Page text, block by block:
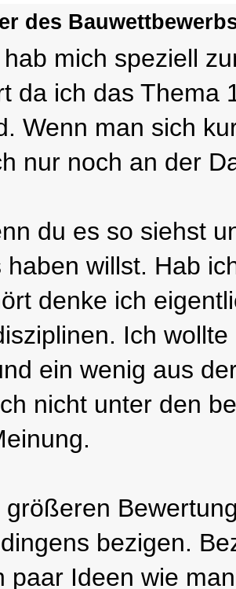
des
mich speziell
da ich das Thema
Wenn man sich
nur noch an der
du es so siehst
haben willst. Hab
denke ich
Ich
ein wenig aus
nicht unter den
größeren
bezigen.
paar Ideen wie